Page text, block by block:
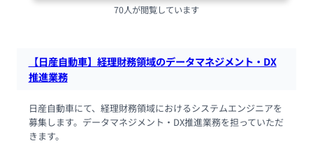
70人が閲覧しています
【日産自動車】経理財務領域のデータマネジメント・DX
推進業務
日産自動車にて、経理財務領域におけるシステムエンジニアを
募集します。データマネジメント・DX推進業務を担っていただ
きます。